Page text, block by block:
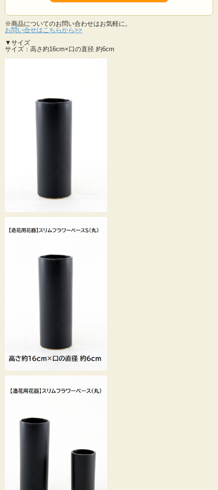
造花用花器はこちら>>
※仏花を１対で飾る方は２点ご注文ください。
※丈の長く重いものを飾るなど安定感がない場合は石や粘土など重さのあるもの
を中に入れると重さで安定が良くなります。
※商品についてのお問い合わせはお気軽に。
お問い合せはこちらから>>
▼サイズ
サイズ：高さ約16cm×口の直径 約6cm